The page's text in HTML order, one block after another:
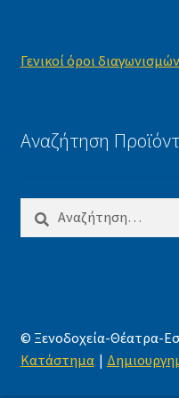
Γενικοί όροι διαγωνισμών
Αναζήτηση
για:
© Ξενοδοχεία-Θέατρα-
Κατάστημα